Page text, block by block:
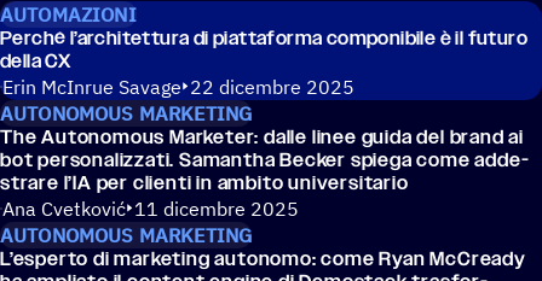
AUTOMAZIONI
Perché l’ar­chi­tet­tura di piat­ta­forma compo­ni­bile è il futuro
della CX
Erin McInrue Savage 22 dicembre 2025
AUTONOMOUS MARKETING
The Auto­no­mous Marke­ter: dalle linee guida del brand ai
bot perso­na­liz­zati. Saman­tha Becker spiega come adde­
strare l’IA per clienti in ambito universitario
Ana Cvetković 11 dicembre 2025
AUTONOMOUS MARKETING
L’esperto di marke­ting auto­nomo: come Ryan McCready